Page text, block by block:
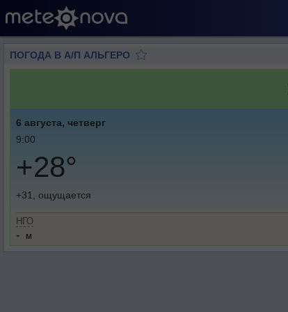
ПОГОДА В А/П АЛЬГЕРО
6 августа, четверг
9:00
+28°
+31, ощущается
НГО
- м